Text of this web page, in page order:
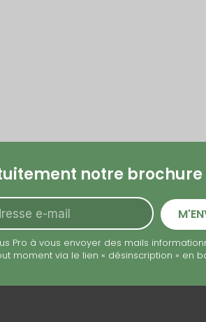
notre brochure
Pro à vous envoyer des mails
moment via le lien « désinscription » en